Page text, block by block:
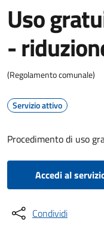
Uso
-
(Regolamento comunale)
Servizio attivo
Procedimento di uso
Accedi al
Condividi